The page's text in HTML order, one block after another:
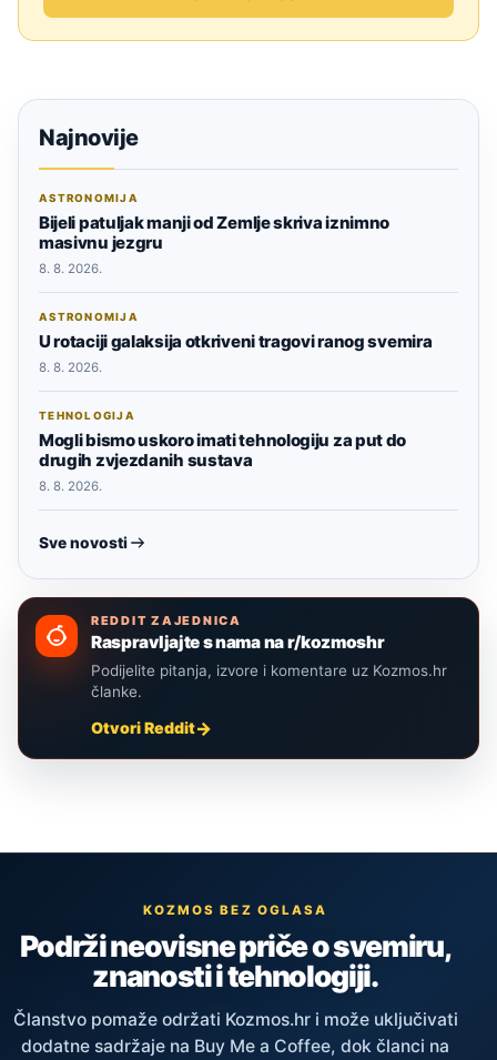
Najnovije
ASTRONOMIJA
Bijeli patuljak manji od Zemlje skriva iznimno
masivnu jezgru
8. 8. 2026.
ASTRONOMIJA
U rotaciji galaksija otkriveni tragovi ranog svemira
8. 8. 2026.
TEHNOLOGIJA
Mogli bismo uskoro imati tehnologiju za put do
drugih zvjezdanih sustava
8. 8. 2026.
Sve novosti
REDDIT ZAJEDNICA
Raspravljajte s nama na r/kozmoshr
Podijelite pitanja, izvore i komentare uz Kozmos.hr
članke.
Otvori Reddit
KOZMOS BEZ OGLASA
Podrži neovisne priče o svemiru,
znanosti i tehnologiji.
Članstvo pomaže održati Kozmos.hr i može uključivati
dodatne sadržaje na Buy Me a Coffee, dok članci na